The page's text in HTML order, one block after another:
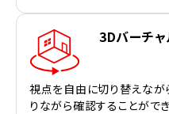
3Dバーチャ
視点を自由に切り替えなが
りながら確認することができ